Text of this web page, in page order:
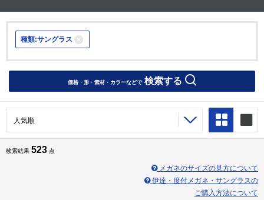
種類:サングラス
価格・形・素材・カラーなどで検索する
検索結果 523 点
メガネのサイズの見方について
伊達・度付メガネ・サングラスの
ご購入方法について